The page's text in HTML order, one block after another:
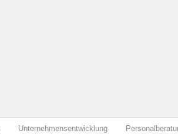
Unternehmensentwicklung